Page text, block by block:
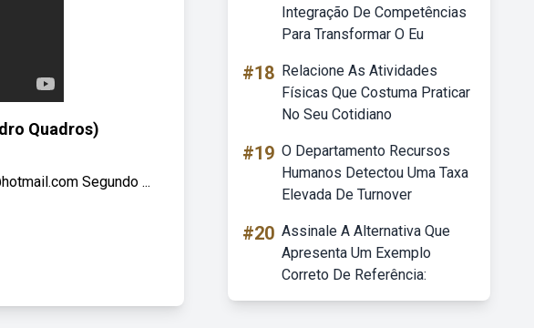
Quadros)
Segundo ...
Integração De Competências
Para Transformar O Eu
#18 Relacione As Atividades
Físicas Que Costuma Praticar
No Seu Cotidiano
#19 O Departamento Recursos
Humanos Detectou Uma Taxa
Elevada De Turnover
#20 Assinale A Alternativa Que
Apresenta Um Exemplo
Correto De Referência: